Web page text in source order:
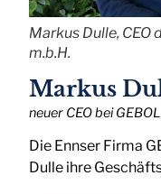
Markus Dulle, CEO
m.b.H.
Markus
neuer CEO bei GEBOL
Die Ennser Firma
Dulle ihre